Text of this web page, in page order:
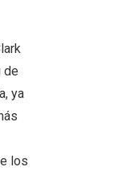
de
ya
los